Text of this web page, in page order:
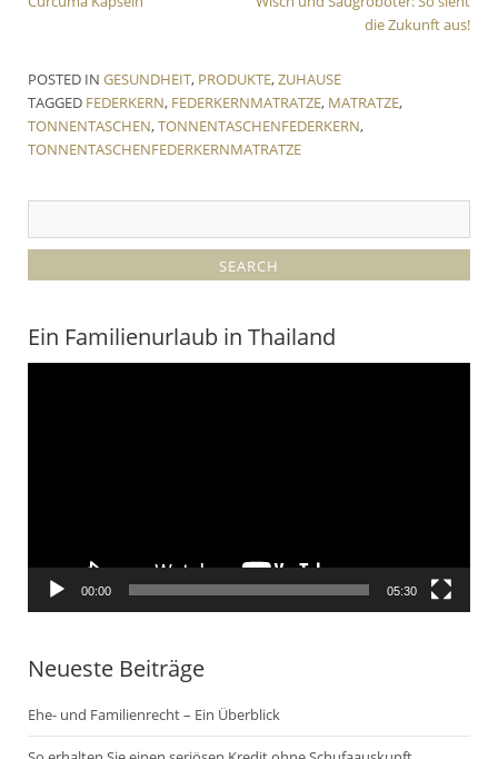
die Zukunft aus!
POSTED IN GESUNDHEIT, PRODUKTE,ZUHAUSE
TAGGED FEDERKERN, FEDERKERNMATRATZE, MATRATZE,
TONNENTASCHEN,TONNENTASCHENFEDERKERN,
TONNENTASCHENFEDERKERNMATRATZE
Ein Familienurlaub in Thailand
00:00 05:30
Neueste Beiträge
Ehe- und Familienrecht – Ein Überblick